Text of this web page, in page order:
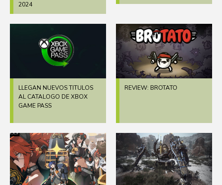
2024
LLEGAN NUEVOS TITULOS
AL CATALOGO DE XBOX
GAME PASS
REVIEW: BROTATO